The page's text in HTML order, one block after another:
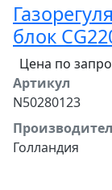
блок
Цена по
Артикул
N50280123
Голландия